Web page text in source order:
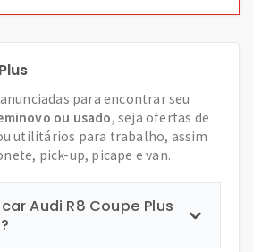
para encontrar seu
ou usado, seja ofertas de
utilitários para trabalho, assim
pick-up, picape e van.
Audi R8 Coupe Plus